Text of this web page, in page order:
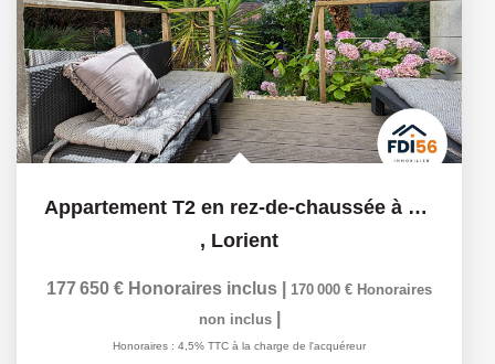
Appartement T2 en rez-de-chaussée à Lorient - grand...
, Lorient
177 650 € Honoraires inclus 170 000 € Honoraires
non inclus
Honoraires : 4,5% TTC à la charge de l'acquéreur